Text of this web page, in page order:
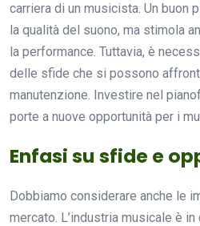
carriera di un musicista. Un buon
la qualità del suono, ma stimola
la performance. Tuttavia, è
delle sfide che si possono
manutenzione. Investire nel
porte a nuove opportunità per i
Enfasi su sfide e
Dobbiamo considerare anche le
mercato. L’industria musicale è